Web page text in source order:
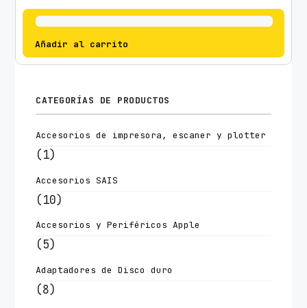
Añadir al carrito
CATEGORÍAS DE PRODUCTOS
Accesorios de impresora, escaner y plotter
(1)
Accesorios SAIS
(10)
Accesorios y Periféricos Apple
(5)
Adaptadores de Disco duro
(8)